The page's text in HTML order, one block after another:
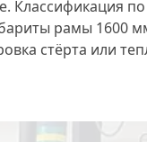
Классификация
рамы 1600
стёрта или